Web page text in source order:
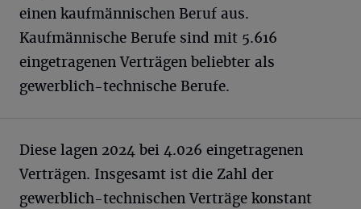
einen kaufmännischen Beruf aus.
Kaufmännische Berufe sind mit 5.616
eingetragenen Verträgen beliebter als
gewerblich-technische Berufe.
Diese lagen 2024 bei 4.026 eingetragenen
Verträgen. Insgesamt ist die Zahl der
gewerblich-technischen Verträge konstant